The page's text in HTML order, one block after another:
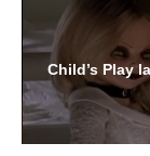
Child’s Play